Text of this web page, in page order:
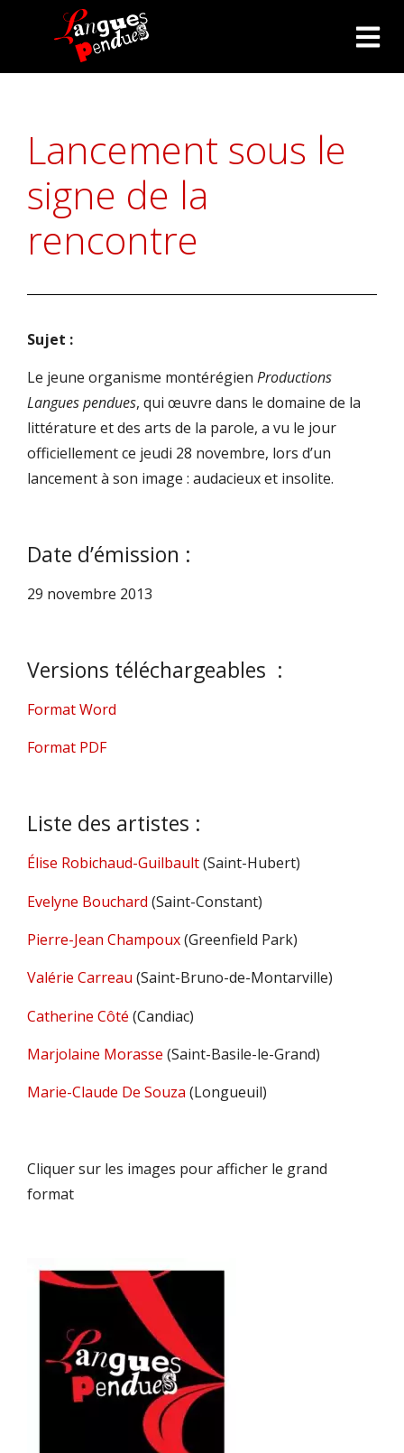
Lancement sous le
signe de la
rencontre
Sujet :
Le jeune organisme montérégien Productions
Langues pendues, qui œuvre dans le domaine de la
littérature et des arts de la parole, a vu le jour
officiellement ce jeudi 28 novembre, lors d’un
lancement à son image : audacieux et insolite.
Date d’émission :
29 novembre 2013
Versions téléchargeables :
Format Word
Format PDF
Liste des artistes :
Élise Robichaud-Guilbault(Saint-Hubert)
Evelyne Bouchard (Saint-Constant)
Pierre-Jean Champoux(Greenfield Park)
Valérie Carreau (Saint-Bruno-de-Montarville)
Catherine Côté (Candiac)
Marjolaine Morasse (Saint-Basile-le-Grand)
Marie-Claude De Souza (Longueuil)
Cliquer sur les images pour afficher le grand
format